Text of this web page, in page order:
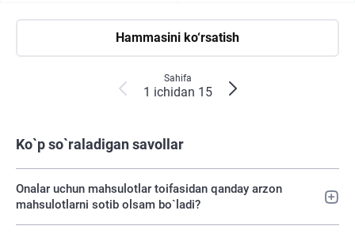
Hammasini ko‘rsatish
Sahifa
1 ichidan 15
Ko`p so`raladigan savollar
Onalar uchun mahsulotlar toifasidan qanday arzon
mahsulotlarni sotib olsam bo`ladi?